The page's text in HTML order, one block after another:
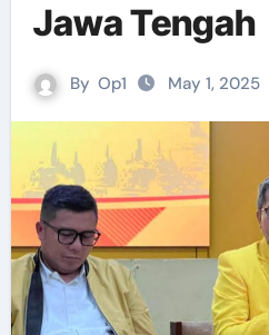
Jawa Tengah
By Op1 May 1, 2025